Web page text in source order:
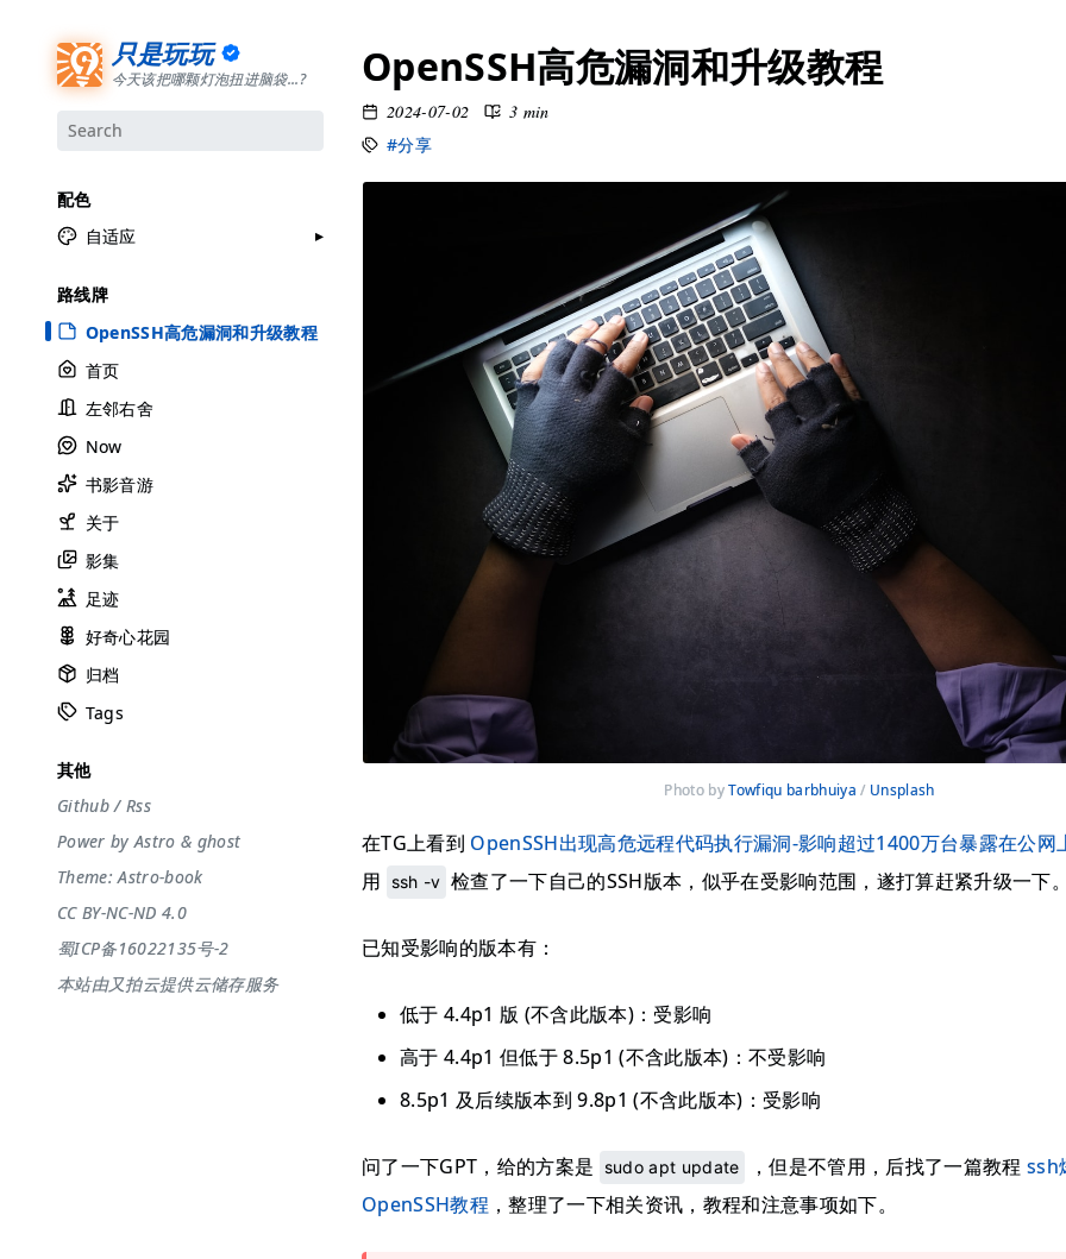
只是玩玩
今天该把哪颗灯泡扭进脑袋...?
配色
自适应
极夜黑
雅余黄
昱行粉
她的蓝
莫比乌斯
香草绿
自适应
路线牌
OpenSSH高危漏洞和升级教程
首页
左邻右舍
Now
书影音游
关于
影集
足迹
好奇心花园
归档
Tags
其他
Github/ Rss
Power byAstro & ghost
Theme:Astro-book
CC BY-NC-ND 4.0
蜀ICP备16022135号-2
本站由又拍云提供云储存服务
OpenSSH高危漏洞和升级教程
2024-07-02
3 min
#分享
Photo by Towfiqu barbhuiya / Unsplash
在TG上看到 OpenSSH出现高危远程代码执行漏洞-影响超过1400万台暴露在公网
用 ssh -v 检查了一下自己的SSH版本，似乎在受影响范围，遂打算赶紧升级一下。
已知受影响的版本有：
低于 4.4p1 版 (不含此版本)：受影响
高于 4.4p1 但低于 8.5p1 (不含此版本)：不受影响
8.5p1 及后续版本到 9.8p1 (不含此版本)：受影响
问了一下GPT，给的方案是 sudo apt update ，但是不管用，后找了一篇教程 ssh
OpenSSH教程 ，整理了一下相关资讯，教程和注意事项如下。